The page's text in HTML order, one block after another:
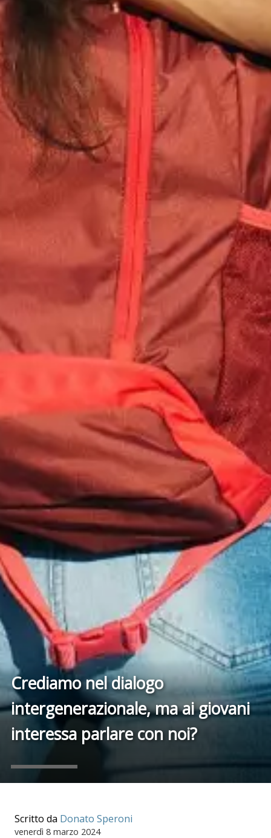
Crediamo nel dialogo
intergenerazionale, ma ai giovani
interessa parlare con noi?
Scritto da Donato Speroni
venerdì 8 marzo 2024